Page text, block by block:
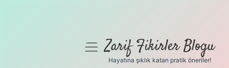
menüyüZarif Fikirler Blogu
Hayatına şıklık katan pratik öneriler!